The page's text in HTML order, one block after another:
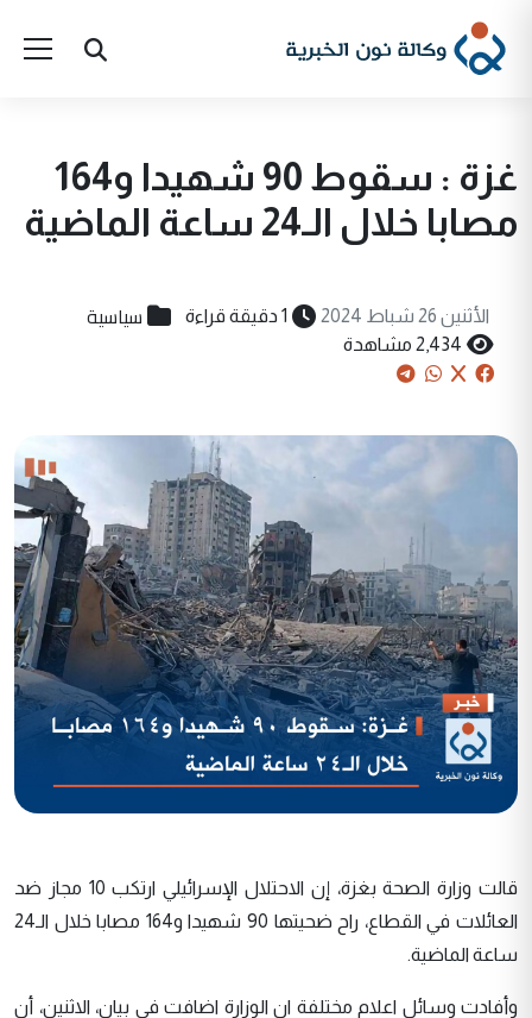
غزة : سقوط 90 شهيدا و164
مصابا خلال الـ24 ساعة الماضية
الأثنين 26 شباط 2024 1 دقيقة قراءة سياسية
2,434 مشاهدة
قالت وزارة الصحة بغزة، إن الاحتلال الإسرائيلي ارتكب 10 مجاز ضد
العائلات في القطاع، راح ضحيتها 90 شهيدا و164 مصابا خلال الـ24
ساعة الماضية.
وأفادت وسائل اعلام مختلفة ان الوزارة اضافت في بيان، الاثنين، أن